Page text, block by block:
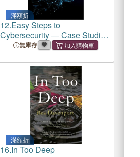
滿額折
12.Easy Steps to
Cybersecurity ― Case Studies
and Solutions
無庫存
滿額折
16.In Too Deep